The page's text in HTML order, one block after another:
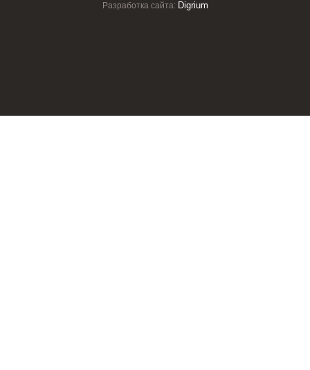
Разработка сайта: Digrium